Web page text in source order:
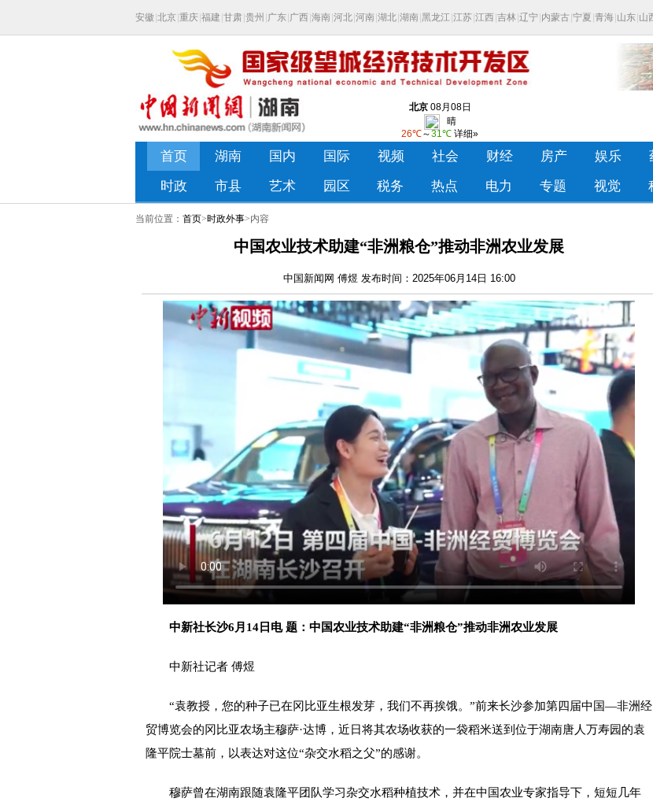
当前位置： 首页>时政外事>内容
中国农业技术助建“非洲粮仓”推动非洲农业发展
中国新闻网 傅煜 发布时间：2025年06月14日 16:00
中新社长沙6月14日电 题：中国农业技术助建“非洲粮仓”推动非洲农业发展
中新社记者 傅煜
“袁教授，您的种子已在冈比亚生根发芽，我们不再挨饿。”前来长沙参加第四届中国—非洲经
贸博览会的冈比亚农场主穆萨·达博，近日将其农场收获的一袋稻米送到位于湖南唐人万寿园的袁
隆平院士墓前，以表达对这位“杂交水稻之父”的感谢。
穆萨曾在湖南跟随袁隆平团队学习杂交水稻种植技术，并在中国农业专家指导下，短短几年